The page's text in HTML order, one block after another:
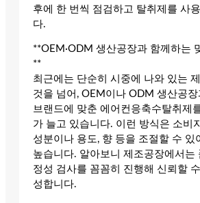
후에 한 번씩 점검하고 탈취제를 사
다.
**OEM·ODM 생산공장과 함께하는
**
최근에는 단순히 시중에 나와 있는
것을 넘어, OEM이나 ODM 생산공장
브랜드에 맞춘 에어컨응축수탈취제
가 늘고 있습니다. 이런 방식은 소비
성분이나 용도, 향 등을 조절할 수 있
높습니다. 알아보니 제조공장에서는
정성 검사를 꼼꼼히 진행해 신뢰할
성합니다.